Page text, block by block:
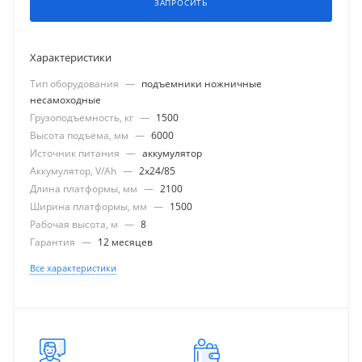
ЗАПРОСИТЬ
Характеристики
Тип оборудования — подъемники ножничные
несамоходные
Грузоподъемность, кг — 1500
Высота подъема, мм — 6000
Источник питания — аккумулятор
Аккумулятор, V/Ah — 2x24/85
Длина платформы, мм — 2100
Ширина платформы, мм — 1500
Рабочая высота, м — 8
Гарантия — 12 месяцев
Все характеристики